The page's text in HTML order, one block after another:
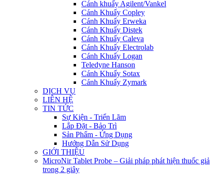
Cánh khuấy Agilent/Vankel
Cánh Khuấy Copley
Cánh Khuấy Erweka
Cánh Khuấy Distek
Cánh Khuấy Caleva
Cánh Khuấy Electrolab
Cánh Khuấy Logan
Teledyne Hanson
Cánh Khuấy Sotax
Cánh Khuấy Zymark
DỊCH VỤ
LIÊN HỆ
TIN TỨC
Sự Kiện - Triển Lãm
Lắp Đặt - Bảo Trì
Sản Phẩm - Ứng Dụng
Hướng Dẫn Sử Dụng
GIỚI THIỆU
MicroNir Tablet Probe – Giải pháp phát hiện thuốc giả
trong 2 giây